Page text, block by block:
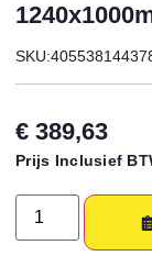
€ 389,63
Prijs Inclusief